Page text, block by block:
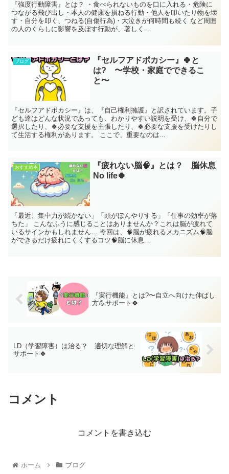
『強度行動障害』とは？ ・食べられないものを口に入れる・危険に
つながる飛び出し・本人の健康を損ねる行動・他人を叩いたり物を壊
す・自分を叩く、つねる(自傷行為)・大泣きが何時間も続く など周囲
の人のくらしに影響を及ぼす行動が、著しく...
ブログ
『セルフアドボカシー』🍀と
は? 〜学校・家庭でできるこ
と〜
『セルフアドボカシー』は、『自己権利擁護』と訳されています。子
ども達はどんな状況であっても、わかりやすい説明を受け、🍀自分で
選択したり、🍀必要な支援を主張したり、🍀必要な支援を受けたりし
て生活する権利があります。 ここで、重要なのは...
おすすめ本
『疲れない脳🧠』とは？ 脳休息
No life🍀
「最近、集中力が続かない」「頭がぼんやりする」「仕事の効率が落
ちた」 こんなふうに感じることはありませんか？これは脳が疲れて
いるサインかもしれません… 今回は、🧠脳が疲れるメカニズム🧠脳
ができるだけ疲れにくくするコツ🧠脳に休息...
『実行機能』とは?〜自立へ向けた伸ばし
方💪サポート🍀
LD（学習障害）は治る？ 適切な理解と
サポート🍀
コメント
コメントを書き込む
ホーム ブログ